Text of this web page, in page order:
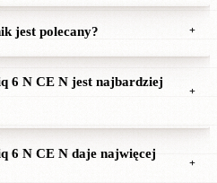
jest polecany? +
6 N CE N jest najbardziej
+
6 N CE N daje najwięcej
+